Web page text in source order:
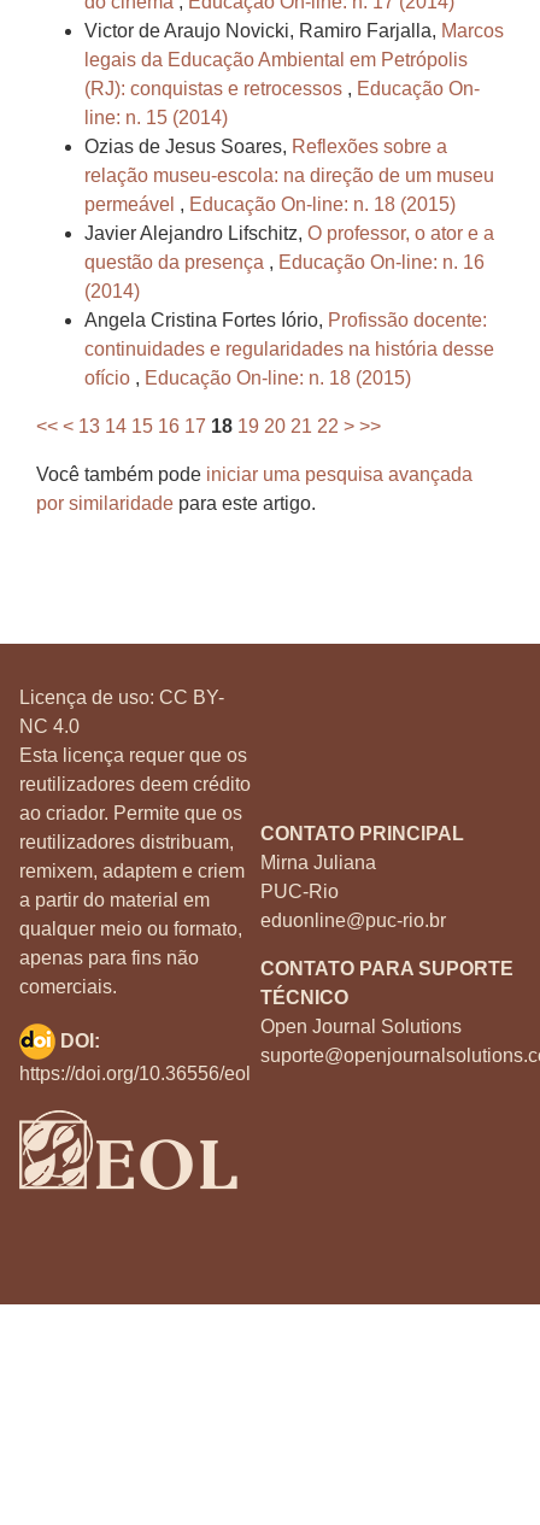
Victor de Araujo Novicki, Ramiro Farjalla, Marcos
legais da Educação Ambiental em Petrópolis
(RJ): conquistas e retrocessos , Educação On-
line: n. 15 (2014)
Ozias de Jesus Soares, Reflexões sobre a
relação museu-escola: na direção de um museu
permeável , Educação On-line: n. 18 (2015)
Javier Alejandro Lifschitz, O professor, o ator e a
questão da presença , Educação On-line: n. 16
(2014)
Angela Cristina Fortes Iório, Profissão docente:
continuidades e regularidades na história desse
ofício , Educação On-line: n. 18 (2015)
<< < 13 14 15 16 17 18 19 20 21 22 > >>
Você também pode iniciar uma pesquisa avançada
por similaridade para este artigo.
Licença de uso: CC BY-
NC 4.0
Esta licença requer que os
reutilizadores deem crédito
ao criador. Permite que os
reutilizadores distribuam,
remixem, adaptem e criem
a partir do material em
qualquer meio ou formato,
apenas para fins não
comerciais.
CONTATO PRINCIPAL
Mirna Juliana
PUC-Rio
eduonline@puc-rio.br
CONTATO PARA SUPORTE
TÉCNICO
Open Journal Solutions
DOI:
https://doi.org/10.36556/eol